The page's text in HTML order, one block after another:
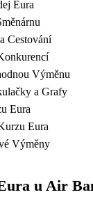
Eura
Cestování
Výměnu
a Grafy
Eura
Eura
Výměny
u Air